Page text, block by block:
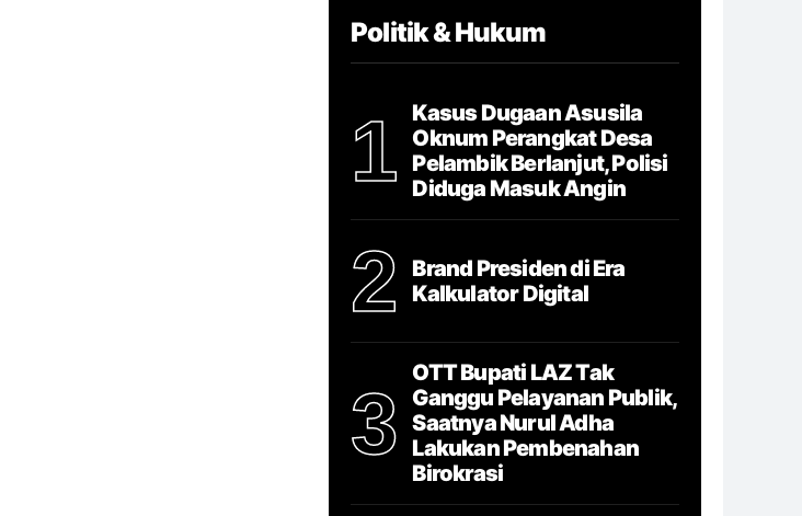
Politik & Hukum
1
Kasus Dugaan Asusila
Oknum Perangkat Desa
Pelambik Berlanjut, Polisi
Diduga Masuk Angin
2
Brand Presiden di Era
Kalkulator Digital
3
OTT Bupati LAZ Tak
Ganggu Pelayanan Publik,
Saatnya Nurul Adha
Lakukan Pembenahan
Birokrasi